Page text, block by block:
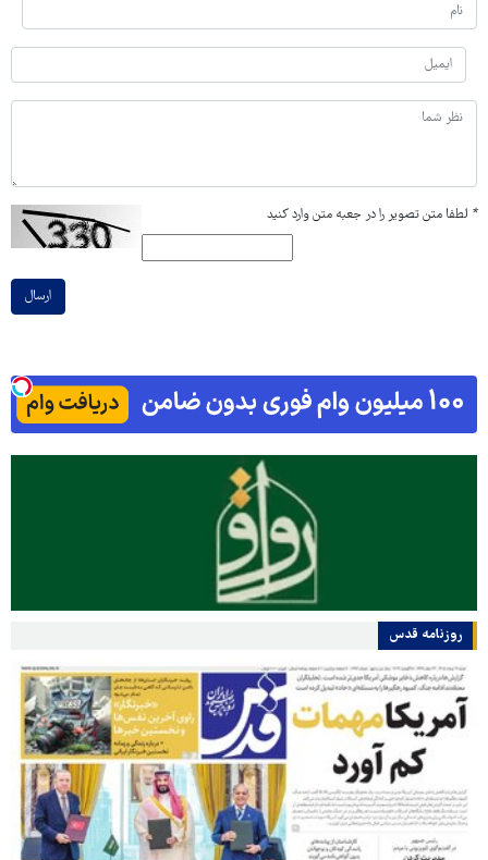
* لطفا متن تصویر را در جعبه متن وارد کنید
ارسال
روزنامه قدس